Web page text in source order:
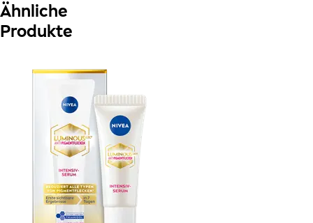
Ähnliche
Produkte